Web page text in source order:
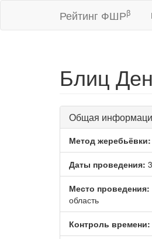
Рейтинг ФШРβ
Блиц
Общая
Метод жеребьёвки:
Даты проведения:
Место проведения:
область
Контроль времени: